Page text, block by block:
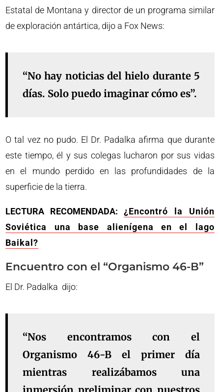
Estatal de Montana y director de un programa similar
de exploración antártica, dijo a Fox News:
“No hay noticias del hielo durante 5
días. Solo puedo imaginar cómo es”.
O tal vez no pudo. El Dr. Padalka afirma que durante
este tiempo, él y sus colegas lucharon por sus vidas
en el mundo perdido en las profundidades de la
superficie de la tierra.
LECTURA RECOMENDADA: ¿Encontró la Unión
Soviética una base alienígena en el lago
Baikal?
Encuentro con el “Organismo 46-B”
El Dr. Padalka dijo:
“Nos encontramos con el
Organismo 46-B el primer día
mientras realizábamos una